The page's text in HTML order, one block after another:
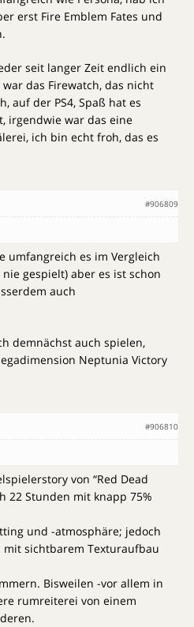
erst Fire Emblem Fates und
seit langer Zeit endlich ein
das Firewatch, das nicht
auf der PS4, Spaß hat es
irgendwie war das eine
ich bin echt froh, das es
#906809
umfangreich es im Vergleich
gespielt) aber es ist schon
auch
demnächst auch spielen,
Neptunia Victory
#906810
von “Red Dead
22 Stunden mit knapp 75%
und -atmosphäre; jedoch
mit sichtbarem Texturaufbau
Bisweilen -vor allem in
rumreiterei von einem